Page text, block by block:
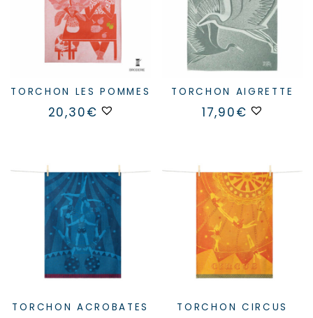
TORCHON LES POMMES
20,30€
TORCHON AIGRETTE
17,90€
TORCHON ACROBATES TORCHON CIRCUS